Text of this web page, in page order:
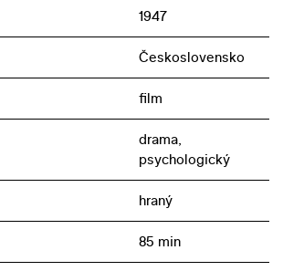
1947
Československo
film
drama,
psychologický
hraný
85 min